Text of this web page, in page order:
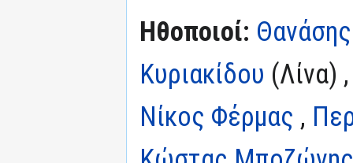
Ηθοποιοί:
Κυριακίδου (Λίνα)
Νίκος Φέρμας ,